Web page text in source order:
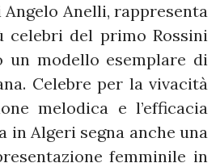
Angelo Anelli, rappresenta
del primo Rossini
un modello esemplare di
Celebre per la vivacità
melodica e l’efficacia
in Algeri segna anche una
femminile in